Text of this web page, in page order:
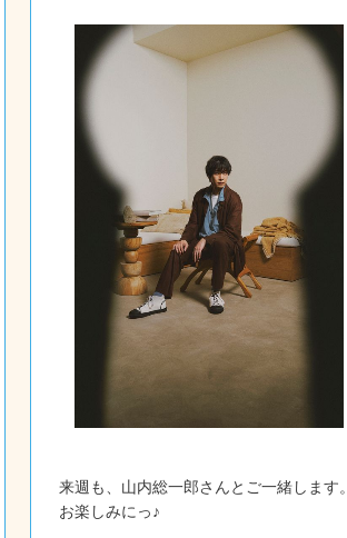
来週も、山内総一郎さんとご一緒します。
お楽しみにっ♪